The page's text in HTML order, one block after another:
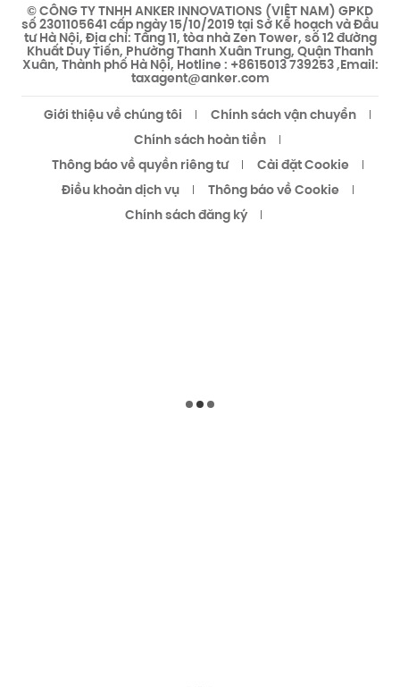
© CÔNG TY TNHH ANKER INNOVATIONS (VIỆT NAM) GPKD
số 2301105641 cấp ngày 15/10/2019 tại Sở Kế hoạch và Đầu
tư Hà Nội, Địa chỉ: Tầng 11, tòa nhà Zen Tower, số 12 đường
Khuất Duy Tiến, Phường Thanh Xuân Trung, Quận Thanh
Xuân, Thành phố Hà Nội, Hotline : +8615013 739253 ,Email:
taxagent@anker.com
Giới thiệu về chúng tôi
Chính sách vận chuyển
Chính sách hoàn tiền
Thông báo về quyền riêng tư
Cài đặt Cookie
Điều khoản dịch vụ
Thông báo về Cookie
Chính sách đăng ký